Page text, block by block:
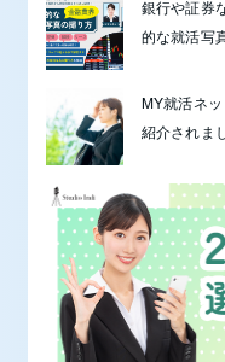
銀行や証券
的な就活写
MY就活ネ
紹介されま